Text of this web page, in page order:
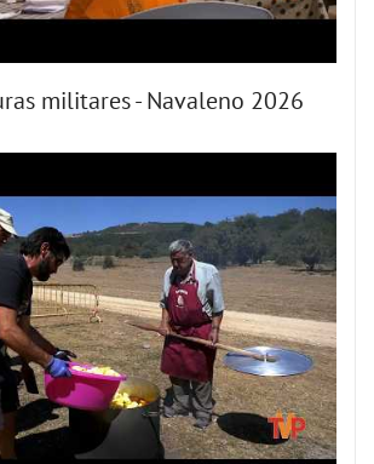
militares - Navaleno 2026